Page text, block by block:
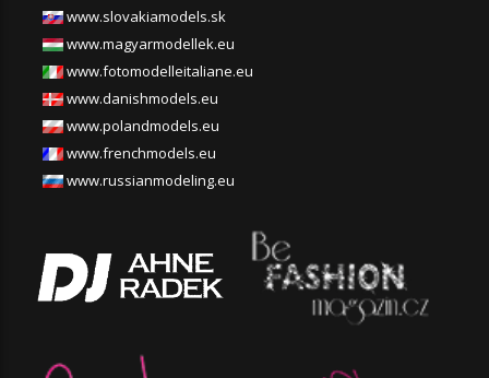
www.slovakiamodels.sk
www.magyarmodellek.eu
www.fotomodelleitaliane.eu
www.danishmodels.eu
www.polandmodels.eu
www.frenchmodels.eu
www.russianmodeling.eu